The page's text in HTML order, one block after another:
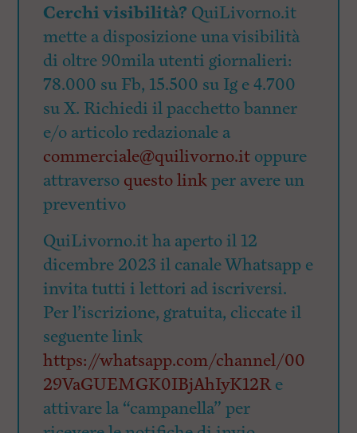
Cerchi visibilità? QuiLivorno.it
mette a disposizione una visibilità
di oltre 90mila utenti giornalieri:
78.000 su Fb, 15.500 su Ig e 4.700
su X. Richiedi il pacchetto banner
e/o articolo redazionale a
commerciale@quilivorno.it oppure
attraverso questo linkper avere un
preventivo
QuiLivorno.it ha aperto il 12
dicembre 2023 il canale Whatsapp e
invita tutti i lettori ad iscriversi.
Per l’iscrizione, gratuita, cliccate il
seguente link
https://whatsapp.com/channel/00
29VaGUEMGK0IBjAhIyK12Re
attivare la “campanella” per